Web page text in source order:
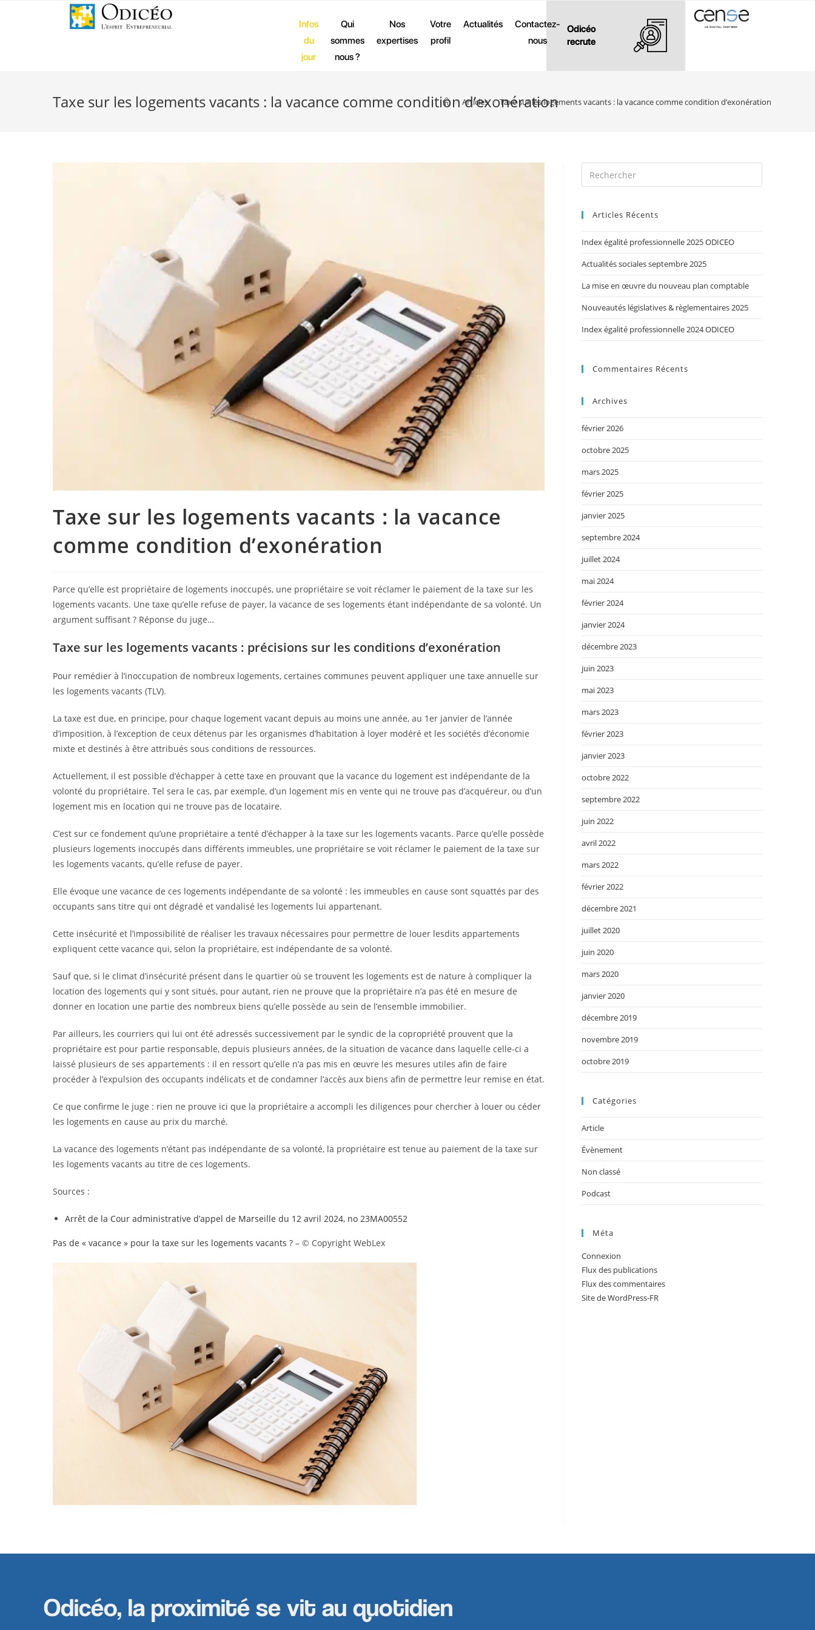
Odicéo
recrute
Infos
du
jour
Qui
sommes
nous ?
Nos
expertises
Votre
profil
Actualités
Contactez-
nous
Taxe sur les logements vacants : la vacance comme condition d’exonération
> Articles > Taxe sur les logements vacants : la vacance comme condition d’exonération
Taxe sur les logements vacants : la vacance
comme condition d’exonération
Parce qu’elle est propriétaire de logements inoccupés, une propriétaire se voit réclamer le paiement de la taxe sur les
logements vacants. Une taxe qu’elle refuse de payer, la vacance de ses logements étant indépendante de sa volonté. Un
argument suffisant ? Réponse du juge…
Taxe sur les logements vacants : précisions sur les conditions d’exonération
Pour remédier à l’inoccupation de nombreux logements, certaines communes peuvent appliquer une taxe annuelle sur
les logements vacants (TLV).
La taxe est due, en principe, pour chaque logement vacant depuis au moins une année, au 1er janvier de l’année
d’imposition, à l’exception de ceux détenus par les organismes d’habitation à loyer modéré et les sociétés d’économie
mixte et destinés à être attribués sous conditions de ressources.
Actuellement, il est possible d’échapper à cette taxe en prouvant que la vacance du logement est indépendante de la
volonté du propriétaire. Tel sera le cas, par exemple, d’un logement mis en vente qui ne trouve pas d’acquéreur, ou d’un
logement mis en location qui ne trouve pas de locataire.
C’est sur ce fondement qu’une propriétaire a tenté d’échapper à la taxe sur les logements vacants. Parce qu’elle possède
plusieurs logements inoccupés dans différents immeubles, une propriétaire se voit réclamer le paiement de la taxe sur
les logements vacants, qu’elle refuse de payer.
Elle évoque une vacance de ces logements indépendante de sa volonté : les immeubles en cause sont squattés par des
occupants sans titre qui ont dégradé et vandalisé les logements lui appartenant.
Cette insécurité et l’impossibilité de réaliser les travaux nécessaires pour permettre de louer lesdits appartements
expliquent cette vacance qui, selon la propriétaire, est indépendante de sa volonté.
Sauf que, si le climat d’insécurité présent dans le quartier où se trouvent les logements est de nature à compliquer la
location des logements qui y sont situés, pour autant, rien ne prouve que la propriétaire n’a pas été en mesure de
donner en location une partie des nombreux biens qu’elle possède au sein de l’ensemble immobilier.
Par ailleurs, les courriers qui lui ont été adressés successivement par le syndic de la copropriété prouvent que la
propriétaire est pour partie responsable, depuis plusieurs années, de la situation de vacance dans laquelle celle-ci a
laissé plusieurs de ses appartements : il en ressort qu’elle n’a pas mis en œuvre les mesures utiles afin de faire
procéder à l’expulsion des occupants indélicats et de condamner l’accès aux biens afin de permettre leur remise en état.
Ce que confirme le juge : rien ne prouve ici que la propriétaire a accompli les diligences pour chercher à louer ou céder
les logements en cause au prix du marché.
La vacance des logements n’étant pas indépendante de sa volonté, la propriétaire est tenue au paiement de la taxe sur
les logements vacants au titre de ces logements.
Sources :
Arrêt de la Cour administrative d’appel de Marseille du 12 avril 2024, no 23MA00552
Pas de « vacance » pour la taxe sur les logements vacants ? – © Copyright WebLex
Articles Récents
Index égalité professionnelle 2025 ODICEO
Actualités sociales septembre 2025
La mise en œuvre du nouveau plan comptable
Nouveautés législatives & règlementaires 2025
Index égalité professionnelle 2024 ODICEO
Commentaires Récents
Archives
février 2026
octobre 2025
mars 2025
février 2025
janvier 2025
septembre 2024
juillet 2024
mai 2024
février 2024
janvier 2024
décembre 2023
juin 2023
mai 2023
mars 2023
février 2023
janvier 2023
octobre 2022
septembre 2022
juin 2022
avril 2022
mars 2022
février 2022
décembre 2021
juillet 2020
juin 2020
mars 2020
janvier 2020
décembre 2019
novembre 2019
octobre 2019
Catégories
Article
Évènement
Non classé
Podcast
Méta
Connexion
Flux des publications
Flux des commentaires
Site de WordPress-FR
Odicéo, la proximité se vit au quotidien